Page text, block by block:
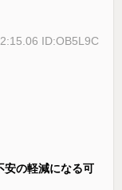
ID:OB5L9C
安の軽減になる可